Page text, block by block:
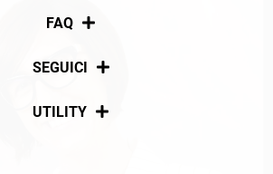
Chi siamo
FAQ
Pagamenti
SEGUICI
Social
UTILITY